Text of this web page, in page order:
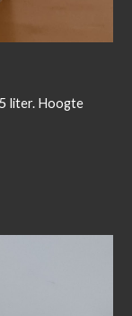
liter. Hoogte